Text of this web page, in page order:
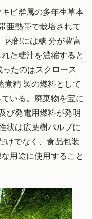
ビ群属の多年生草本
亜熱帯で栽培されて
内部には糖 分が豊富
た糖汁を濃縮すると
たのはスクロース
煮精 製の燃料として
いる。廃棄物を宝に
び発電用燃料が発明
状は広葉樹パルプに
けでなく、食品包装
用途に使用すること